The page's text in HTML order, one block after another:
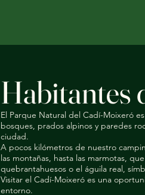
Habitantes
El Parque Natural del Cadí-Moixeró
bosques, prados alpinos y paredes
ciudad.
A pocos kilómetros de nuestro
las montañas, hasta las marmotas,
quebrantahuesos o el águila real,
Visitar el Cadí-Moixeró es una
entorno.